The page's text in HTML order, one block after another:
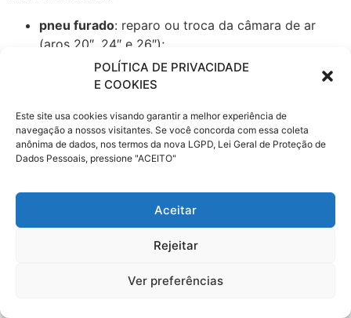
POLÍTICA DE PRIVACIDADE
E COOKIES
Este site usa cookies visando garantir a melhor experiência de
navegação a nossos visitantes. Se você concorda com essa coleta
anônima de dados, nos termos da nova LGPD, Lei Geral de Proteção de
Dados Pessoais, pressione "ACEITO"
Aceitar
Rejeitar
Ver preferências
pneu furado: reparo ou troca da câmara de ar
(aros 20″, 24″ e 26″);
quebra da corrente: emenda ou troca da corrente;
falta de freios: ajustes ou troca dos cabos ou das
quebra ou acidente: transporte e carona até seu
domicílio;
montagem de uma nova bicicleta
ou do manual, da garantia ou da embalagem.
É só ligar que um veículo de apoio ou um bike
socorrista vai ao seu encontro, como acontece quando
você precisa de atendimento para seu carro.
Auto** e a assistência é prestada nas seguintes